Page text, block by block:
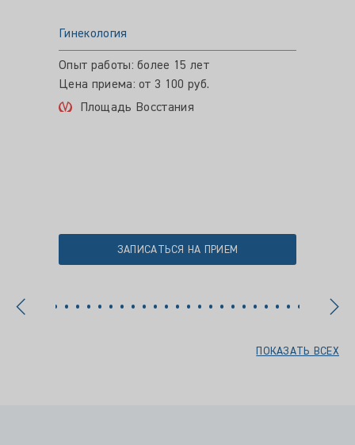
Гинекология
Опыт работы: более 15 лет
Цена приема: от 3 100 руб.
Площадь Восстания
ЗАПИСАТЬСЯ НА ПРИЕМ
ПОКАЗАТЬ ВСЕХ